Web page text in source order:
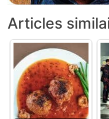
Articles